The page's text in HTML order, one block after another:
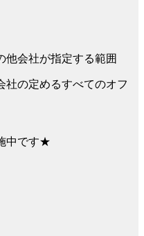
他会社が指定する範囲
社の定めるすべてのオフ
中です★